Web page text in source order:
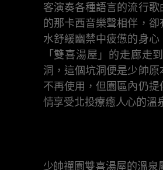
客演奏各種語言的流行
的那卡西音樂聲相伴，
水舒緩幽禁中疲憊的身
「雙喜湯屋」的走廊走
洞，這個坑洞便是少帥
不再使用，但園區內仍
情享受北投療癒人心的溫
少帥禪園雙喜湯屋的溫泉